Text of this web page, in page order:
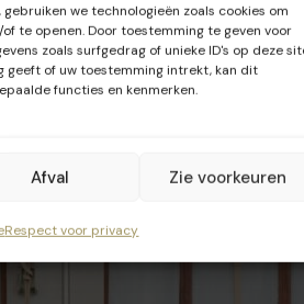
we technologieën zoals cookies om
te openen. Door toestemming te geven voor
zoals surfgedrag of unieke ID's op deze
geeft of uw toestemming intrekt, kan dit
functies en kenmerken.
Afval Zie voorkeuren
Respect voor privacy